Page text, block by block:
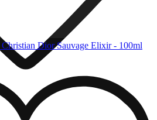
Christian Dior Sauvage Elixir - 100ml